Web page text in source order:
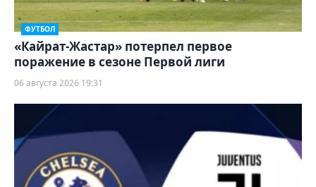
ФУТБОЛ
«Кайрат-Жастар» потерпел первое
поражение в сезоне Первой лиги
06 августа 2026 19:31